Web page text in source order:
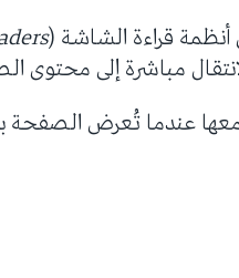
قراءة الشاشة (
مباشرة إلى محتوى
عندما تُعرض الصفحة